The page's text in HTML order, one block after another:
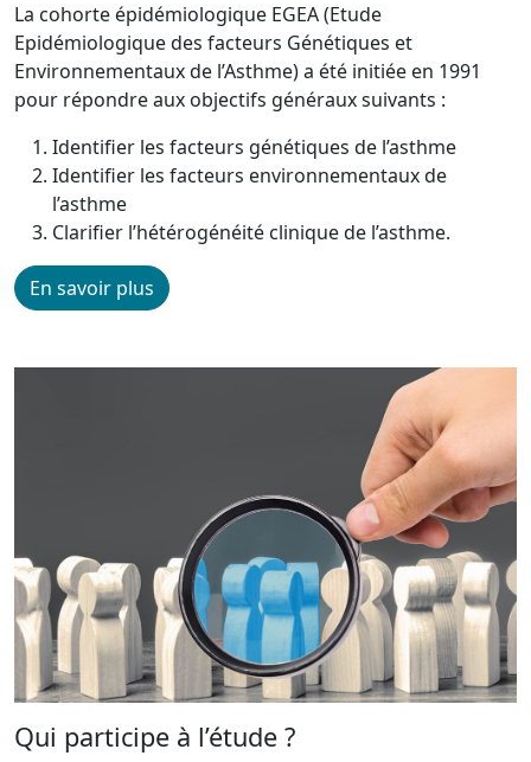
La cohorte épidémiologique EGEA (Etude
Epidémiologique des facteurs Génétiques et
Environnementaux de l’Asthme) a été initiée en 1991
pour répondre aux objectifs généraux suivants :
Identifier les facteurs génétiques de l’asthme
Identifier les facteurs environnementaux de
l’asthme
Clarifier l’hétérogénéité clinique de l’asthme.
En savoir plus
Qui participe à l’étude ?